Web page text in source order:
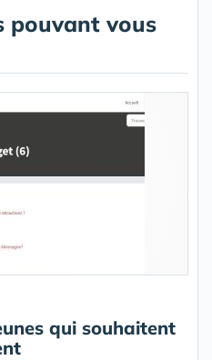
pouvant vous
qui souhaitent